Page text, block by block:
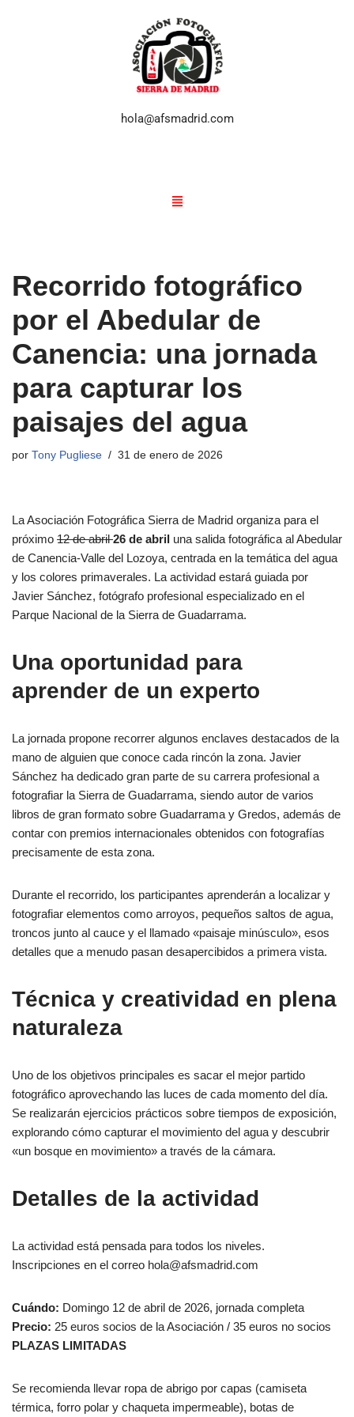
hola@afsmadrid.com
Recorrido fotográfico
por el Abedular de
Canencia: una jornada
para capturar los
paisajes del agua
por Tony Pugliese 31 de enero de 2026
La Asociación Fotográfica Sierra de Madrid organiza para el
próximo 12 de abril26 de abril una salida fotográfica al Abedular
de Canencia-Valle del Lozoya, centrada en la temática del agua
y los colores primaverales. La actividad estará guiada por
Javier Sánchez, fotógrafo profesional especializado en el
Parque Nacional de la Sierra de Guadarrama.
Una oportunidad para
aprender de un experto
La jornada propone recorrer algunos enclaves destacados de la
mano de alguien que conoce cada rincón la zona. Javier
Sánchez ha dedicado gran parte de su carrera profesional a
fotografiar la Sierra de Guadarrama, siendo autor de varios
libros de gran formato sobre Guadarrama y Gredos, además de
contar con premios internacionales obtenidos con fotografías
precisamente de esta zona.
Durante el recorrido, los participantes aprenderán a localizar y
fotografiar elementos como arroyos, pequeños saltos de agua,
troncos junto al cauce y el llamado «paisaje minúsculo», esos
detalles que a menudo pasan desapercibidos a primera vista.
Técnica y creatividad en plena
naturaleza
Uno de los objetivos principales es sacar el mejor partido
fotográfico aprovechando las luces de cada momento del día.
Se realizarán ejercicios prácticos sobre tiempos de exposición,
explorando cómo capturar el movimiento del agua y descubrir
«un bosque en movimiento» a través de la cámara.
Detalles de la actividad
La actividad está pensada para todos los niveles.
Inscripciones en el correo hola@afsmadrid.com
Cuándo: Domingo 12 de abril de 2026, jornada completa
Precio: 25 euros socios de la Asociación / 35 euros no socios
PLAZAS LIMITADAS
Se recomienda llevar ropa de abrigo por capas (camiseta
térmica, forro polar y chaqueta impermeable), botas de